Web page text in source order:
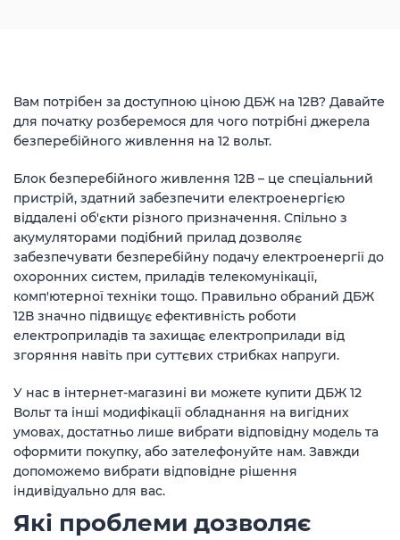
Вам потрібен за доступною ціною ДБЖ на 12В? Давайте
для початку розберемося для чого потрібні джерела
безперебійного живлення на 12 вольт.
Блок безперебійного живлення 12В – це спеціальний
пристрій, здатний забезпечити електроенергією
віддалені об'єкти різного призначення. Спільно з
акумуляторами подібний прилад дозволяє
забезпечувати безперебійну подачу електроенергії до
охоронних систем, приладів телекомунікації,
комп'ютерної техніки тощо. Правильно обраний ДБЖ
12В значно підвищує ефективність роботи
електроприладів та захищає електроприлади від
згоряння навіть при суттєвих стрибках напруги.
У нас в інтернет-магазині ви можете купити ДБЖ 12
Вольт та інші модифікації обладнання на вигідних
умовах, достатньо лише вибрати відповідну модель та
оформити покупку, або зателефонуйте нам. Завжди
допоможемо вибрати відповідне рішення
індивідуально для вас.
Які проблеми дозволяє